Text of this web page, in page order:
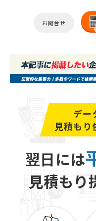
お問合せ
デー
見積もり
翌日には
見積もり